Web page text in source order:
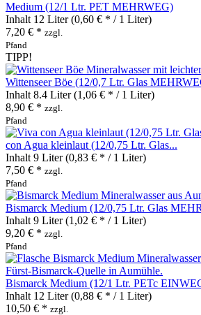
Medium (12/1 Ltr. PET MEHRWEG)
Inhalt 12 Liter(0,60 € * / 1 Liter)
7,20 € * zzgl.
Pfand
TIPP!
Wittenseer Böe (12/0,7 Ltr. Glas
Inhalt 8.4 Liter(1,06 € * / 1 Liter)
8,90 € * zzgl.
Pfand
con Agua kleinlaut (12/0,75 Ltr. Glas...
Inhalt 9 Liter(0,83 € * / 1 Liter)
7,50 € * zzgl.
Pfand
Bismarck Medium (12/0,75 Ltr. Glas
Inhalt 9 Liter(1,02 € * / 1 Liter)
9,20 € * zzgl.
Pfand
Bismarck Medium (12/1 Ltr. PETc
Inhalt 12 Liter(0,88 € * / 1 Liter)
10,50 € * zzgl.